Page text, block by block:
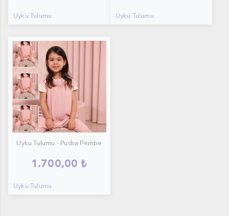
Uyku Tulumu Uyku Tulumu
Uyku Tulumu - Pudra Pembe1
Uyku Tulumu - Pudra Pembe
1.700,00 ₺
Uyku Tulumu